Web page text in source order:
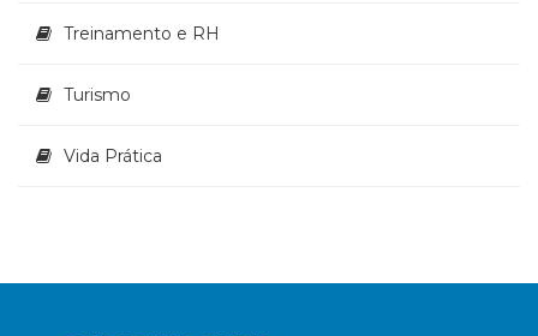
Treinamento e RH
Turismo
Vida Prática